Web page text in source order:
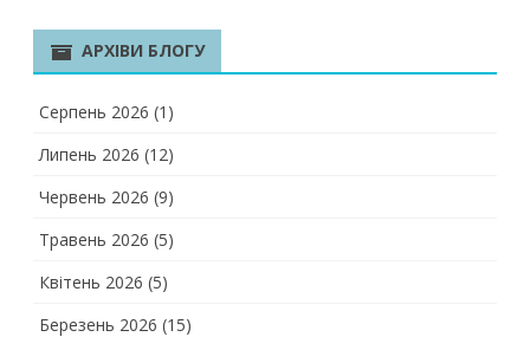
АРХІВИ БЛОГУ
Серпень 2026 (1)
Липень 2026 (12)
Червень 2026 (9)
Травень 2026 (5)
Квітень 2026 (5)
Березень 2026 (15)